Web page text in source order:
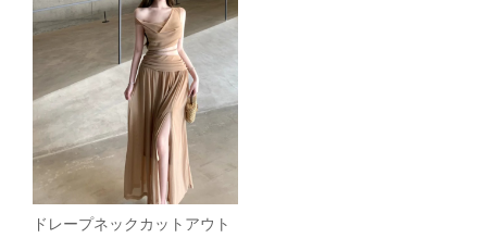
ドレープネックカットアウト